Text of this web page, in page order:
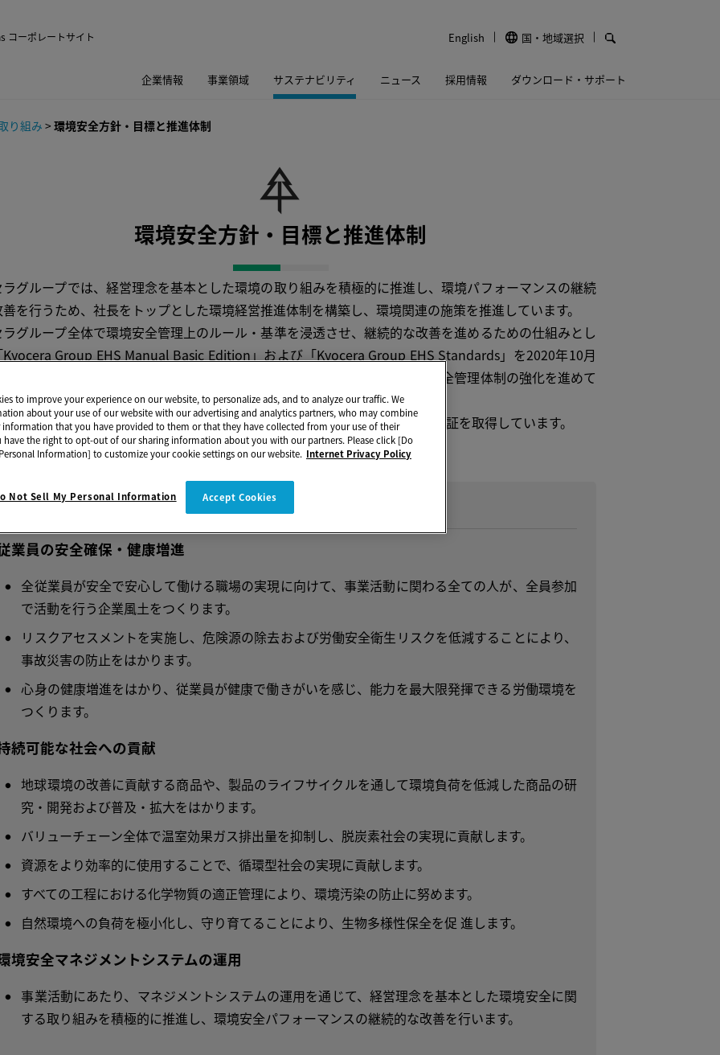
コーポレートサイト English 国・地域選択
企業情報 事業領域 サステナビリティ ニュース 採用情報 ダウンロード・サポート
り組み > 環境安全方針・目標と推進体制
環境安全方針・目標と推進体制
グループでは、経営理念を基本とした環境の取り組みを積極的に推進し、環境パフォーマンスの継続
を行うため、社長をトップとした環境経営推進体制を構築し、環境関連の施策を推進しています。
グループ全体で環境安全管理上のルール・基準を浸透させ、継続的な改善を進めるための仕組みとし
Kyocera Group EHS Manual Basic Edition」および「Kyocera Group EHS Standards」を2020年10月
しました。この仕組みを京セラグループ全体に展開し、グローバルな環境安全管理体制の強化を進めて
内グループの主要拠点と一部の海外拠点については、ISO14001の統合認証を取得しています。
針を基に、毎年目標を設定し、環境経営に取り組んでいます。
業員の安全確保・健康増進
全従業員が安全で安心して働ける職場の実現に向けて、事業活動に関わる全ての人が、全員参加
で活動を行う企業風土をつくります。
リスクアセスメントを実施し、危険源の除去および労働安全衛生リスクを低減することにより、
事故災害の防止をはかります。
心身の健康増進をはかり、従業員が健康で働きがいを感じ、能力を最大限発揮できる労働環境を
つくります。
続可能な社会への貢献
地球環境の改善に貢献する商品や、製品のライフサイクルを通して環境負荷を低減した商品の研
究・開発および普及・拡大をはかります。
バリューチェーン全体で温室効果ガス排出量を抑制し、脱炭素社会の実現に貢献します。
資源をより効率的に使用することで、循環型社会の実現に貢献します。
すべての工程における化学物質の適正管理により、環境汚染の防止に努めます。
自然環境への負荷を極小化し、守り育てることにより、生物多様性保全を促 進します。
境安全マネジメントシステムの運用
事業活動にあたり、マネジメントシステムの運用を通じて、経営理念を基本とした環境安全に関
する取り組みを積極的に推進し、環境安全パフォーマンスの継続的な改善を行います。
to improve your experience on our website, to personalize ads, and to analyze our traffic. We
about your use of our website with our advertising and analytics partners, who may combine
that you have provided to them or that they have collected from your use of their
have the right to opt-out of our sharing information about you with our partners. Please click [Do
Information] to customize your cookie settings on our website. Internet Privacy Policy
Accept Cookies
Not Sell My Personal Information